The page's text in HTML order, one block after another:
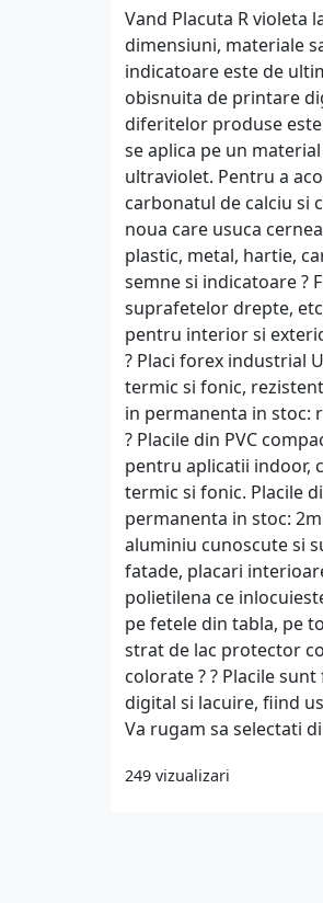
Vand Placuta R violeta
dimensiuni, materiale
indicatoare este de
obisnuita de printare
diferitelor produse
se aplica pe un
ultraviolet. Pentru a
carbonatul de calciu si
noua care usuca
plastic, metal, hartie,
semne si indicatoare ?
suprafetelor drepte,
pentru interior si
? Placi forex industrial
termic si fonic,
in permanenta in stoc:
? Placile din PVC
pentru aplicatii indoor,
termic si fonic. Placile
permanenta in stoc:
aluminiu cunoscute si
fatade, placari
polietilena ce
pe fetele din tabla, pe
strat de lac protector
colorate ? ? Placile
digital si lacuire, fiind
Va rugam sa selectati
249 vizualizari